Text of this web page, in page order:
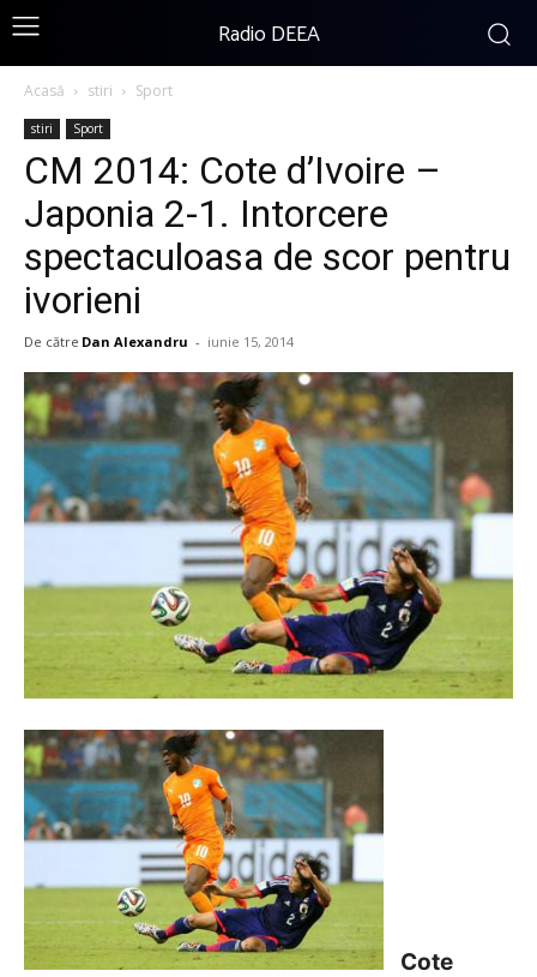
Radio DEEA
Acasă stiri Sport
stiri Sport
CM 2014: Cote d’Ivoire –
Japonia 2-1. Intorcere
spectaculoasa de scor pentru
ivorieni
De către Dan Alexandru - iunie 15, 2014
Cote